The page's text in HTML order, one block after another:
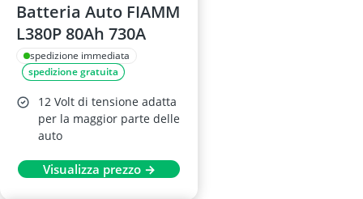
Batteria Auto FIAMM
L380P 80Ah 730A
spedizione immediata
spedizione gratuita
12 Volt di tensione adatta
per la maggior parte delle
auto
Visualizza prezzo →